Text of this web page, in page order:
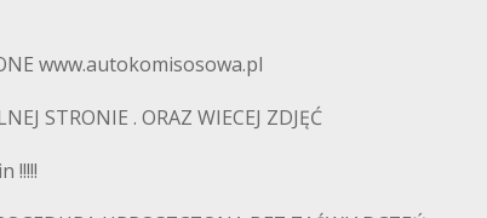
www.autokomisosowa.pl
STRONIE . ORAZ WIECEJ ZDJĘĆ
!!!!!